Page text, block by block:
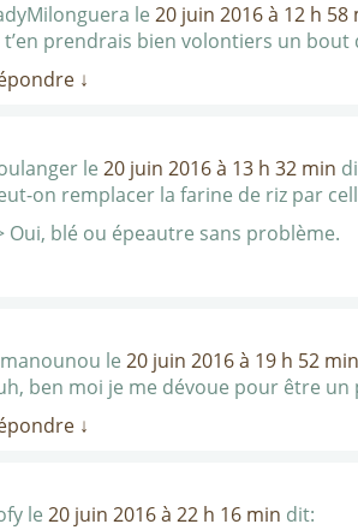
le 20 juin 2016 à 12 h 58
t’en prendrais bien volontiers un bout
↓
le 20 juin 2016 à 13 h 32 min
on remplacer la farine de riz par
Oui, blé ou épeautre sans problème.
le 20 juin 2016 à 19 h 52 min
ben moi je me dévoue pour être
↓
le 20 juin 2016 à 22 h 16 min dit: